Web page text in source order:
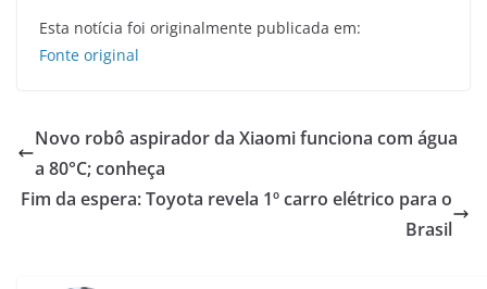
Esta notícia foi originalmente publicada em:
Fonte original
Novo robô aspirador da Xiaomi funciona com água
a 80°C; conheça
Fim da espera: Toyota revela 1º carro elétrico para o
Brasil